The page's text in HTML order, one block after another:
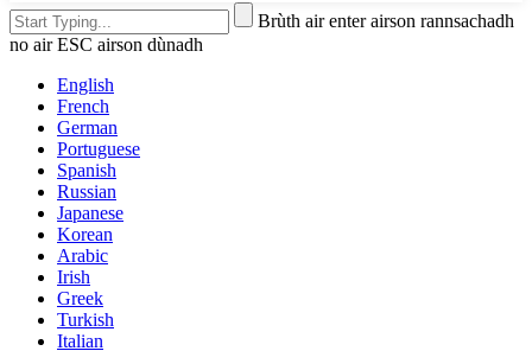
Brùth air enter airson rannsachadh
no air ESC airson dùnadh
English
French
German
Portuguese
Spanish
Russian
Japanese
Korean
Arabic
Irish
Greek
Turkish
Italian